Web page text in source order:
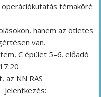
témaköré
hanem az ötletes
van.
C épület 5–6. előadó
az NN RAS